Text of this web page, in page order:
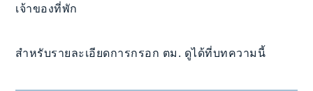
เจ้าของที่พัก
สำหรับรายละเอียดการกรอก ตม. ดูได้ที่บทความนี้